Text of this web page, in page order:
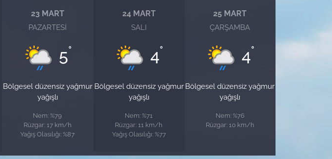
23 MART
PAZARTESI
5°
Bölgesel düzensiz yağmur
yağışlı
Nem: %79
Rüzgar: 17 km/h
Yağış Olasılığı: %87
24 MART
SALI
4°
Bölgesel düzensiz yağmur
yağışlı
Nem: %71
Rüzgar: 11 km/h
Yağış Olasılığı: %77
25 MART
ÇARŞAMBA
4°
Bölgesel düzensiz yağmur
yağışlı
Nem: %76
Rüzgar: 10 km/h